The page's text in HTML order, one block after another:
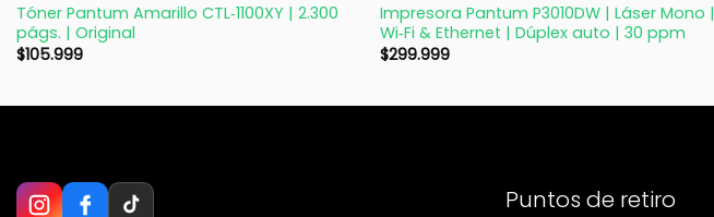
Tóner Pantum Amarillo CTL‑1100XY | 2.300
págs. | Original
$105.999
Impresora Pantum P3010DW | Láser Mono |
Wi‑Fi & Ethernet | Dúplex auto | 30 ppm
$299.999
Puntos de retiro